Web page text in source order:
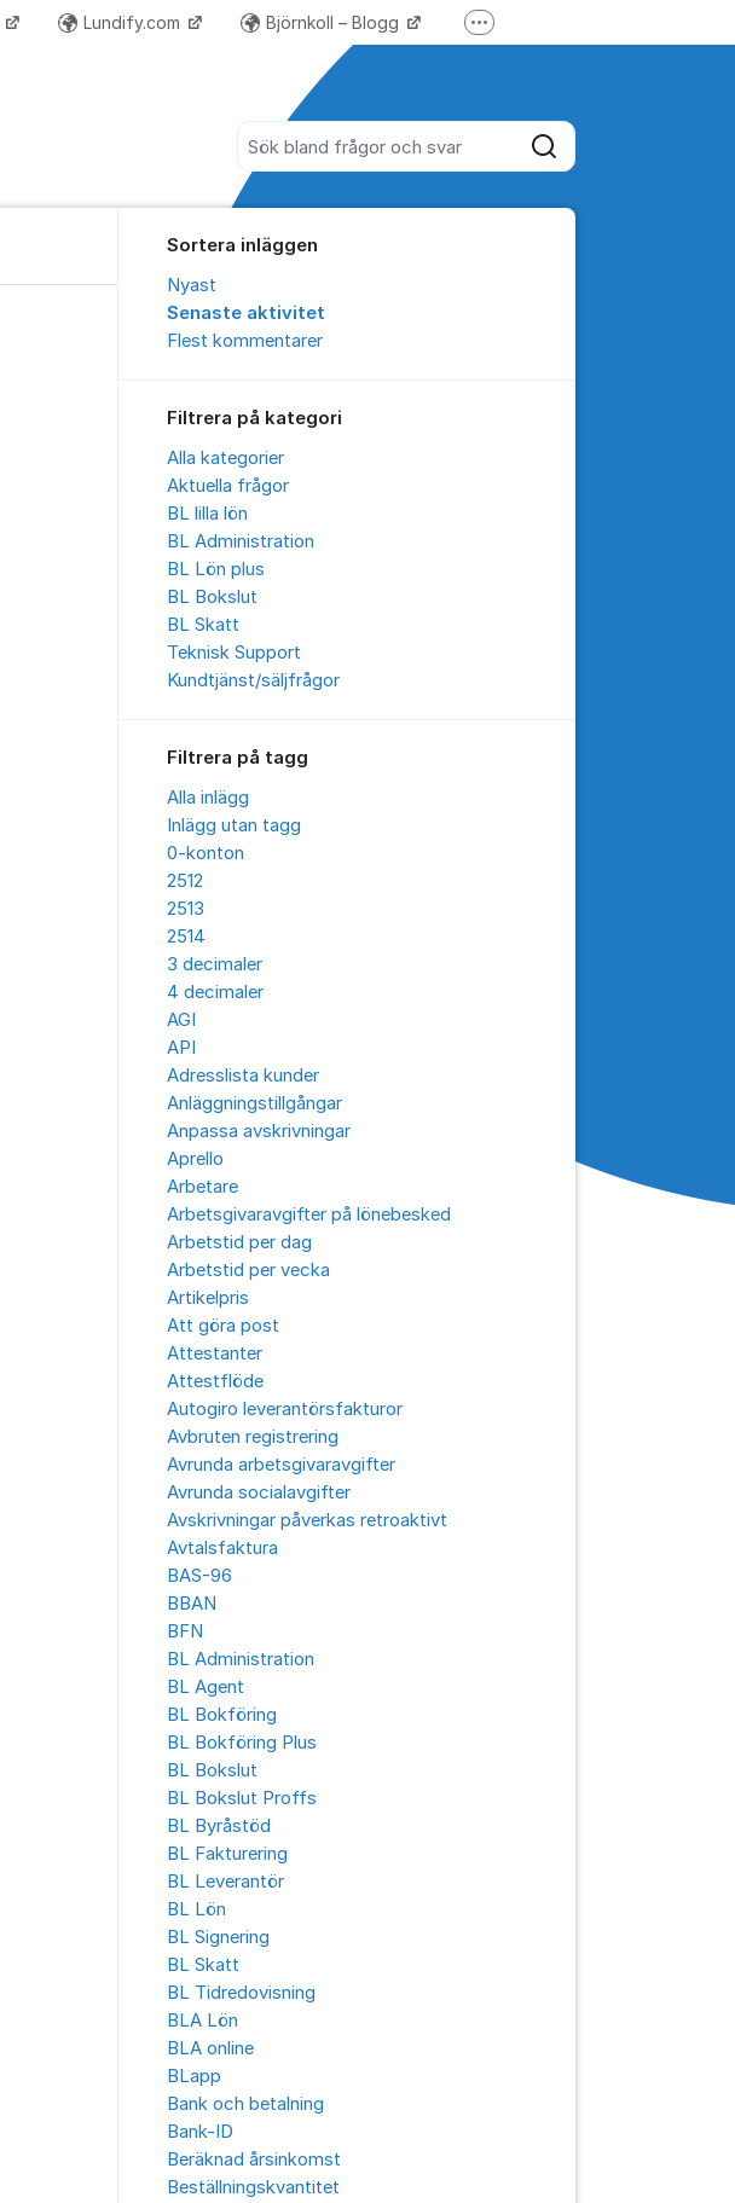
Sök bland alla inlägg
Sök
Lundify.com Björnkoll – Blogg Fler supportlänkar
Sortera inläggen
Nyast
Senaste aktivitet
Flest kommentarer
Filtrera på kategori
Alla kategorier
Aktuella frågor
BL lilla lön
BL Administration
BL Lön plus
BL Bokslut
BL Skatt
Teknisk Support
Kundtjänst/säljfrågor
Filtrera på tagg
Alla inlägg
Inlägg utan tagg
0-konton
2512
2513
2514
3 decimaler
4 decimaler
AGI
API
Adresslista kunder
Anläggningstillgångar
Anpassa avskrivningar
Aprello
Arbetare
Arbetsgivaravgifter på lönebesked
Arbetstid per dag
Arbetstid per vecka
Artikelpris
Att göra post
Attestanter
Attestflöde
Autogiro leverantörsfakturor
Avbruten registrering
Avrunda arbetsgivaravgifter
Avrunda socialavgifter
Avskrivningar påverkas retroaktivt
Avtalsfaktura
BAS-96
BBAN
BFN
BL Administration
BL Agent
BL Bokföring
BL Bokföring Plus
BL Bokslut
BL Bokslut Proffs
BL Byråstöd
BL Fakturering
BL Leverantör
BL Lön
BL Signering
BL Skatt
BL Tidredovisning
BLA Lön
BLA online
BLapp
Bank och betalning
Bank-ID
Beräknad årsinkomst
Beställningskvantitet